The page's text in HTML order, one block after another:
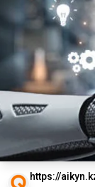
https://